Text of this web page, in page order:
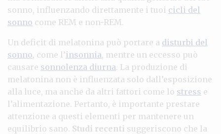
sonno, influenzando direttamente i tuoi cicli del
sonno come REM e non-REM.
Un deficit di melatonina può portare a disturbi del
sonno, come l’insonnia, mentre un eccesso può
causare sonnolenza diurna. La produzione di
melatonina non è influenzata solo dall’esposizione
alla luce, ma anche da altri fattori come lo stress e
l’alimentazione. Pertanto, è importante prestare
attenzione a questi elementi per mantenere un
equilibrio sano. Studi recenti suggeriscono che la